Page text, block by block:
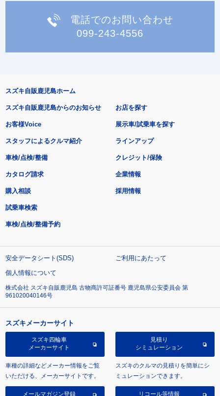
電話でのお問い合わせ
099-243-4556
スズキ自販鹿児島ホーム
スズキ自販鹿児島からのお知らせ
お客様Voice
スタッフによるクルマ紹介
お店を探す
展示車/試乗車を探す
ラインアップ
車検/点検/整備 クレジット/保険
カタログ請求
購入相談
試乗車検索
車検/点検/整備予約
企業情報
採用情報
安全データシート(SDS)
ご利用にあたって
個人情報について
株式会社 スズキ自販鹿児島 古物商許可証番号 鹿児島県公安委員会 第
961020040146号
スズキメーカーサイト
スズキ四輪車
メーカーサイト
車種の詳細などメーカー情報をご覧
いただける、メーカーサイトです。
見積り
シミュレーション
スズキのクルマの見積りを簡単にシ
ミュレーションできます。
メールマガジン登録 リコール等情報